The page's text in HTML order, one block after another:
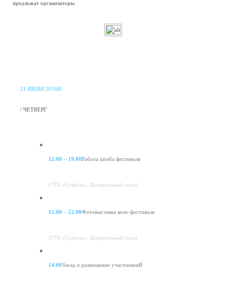
предложат организаторы.
21 ИЮЛЯ 2016В
/ ЧЕТВЕРГ
12.00 – 19.00Работа штаба фестиваля
(ГТК «Суздаль», Центральный холл).
12.00 – 22.00Фотовыставка вело-фестиваля
(ГТК «Суздаль», Центральный холл).
14.00Заезд и размещение участниковВ